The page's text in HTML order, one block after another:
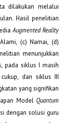
dilakukan melalui
Hasil penelitian
Augmented Reality
(c) Namai, (d)
menunjukkan
pada siklus I masih
dan siklus III
yang signifikan
Model Quantum
dengan solusi guru